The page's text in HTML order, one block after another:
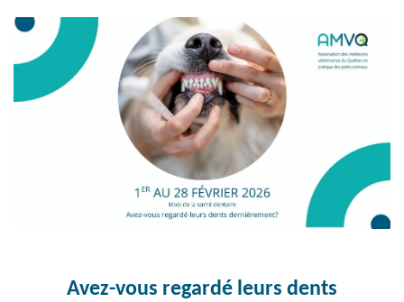
Avez-vous regardé leurs dents